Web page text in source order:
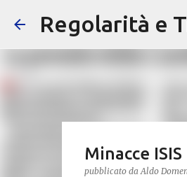
Regolarità e
Minacce
pubblicato daAldo